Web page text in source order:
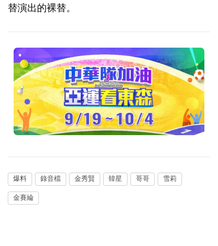
替演出的裸替。
爆料 錄音檔 金秀賢 韓星 哥哥 雪莉
金賽綸